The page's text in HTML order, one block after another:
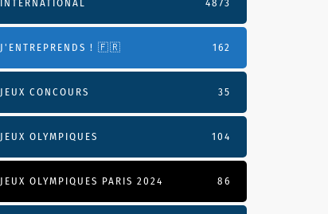
INTERNATIONAL 4873
J'ENTREPRENDS ! 🇫🇷 162
JEUX CONCOURS 35
JEUX OLYMPIQUES 104
JEUX OLYMPIQUES PARIS 2024 86